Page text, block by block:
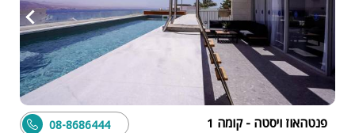
פנטהאוז ויסטה - קומה 1 08-8686444